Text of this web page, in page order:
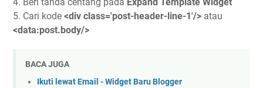
4. Beri tanda centang pada Expand Template Widget
5. Cari kode <div class='post-header-line-1'/> atau
<data:post.body/>
BACA JUGA
Ikuti lewat Email - Widget Baru Blogger